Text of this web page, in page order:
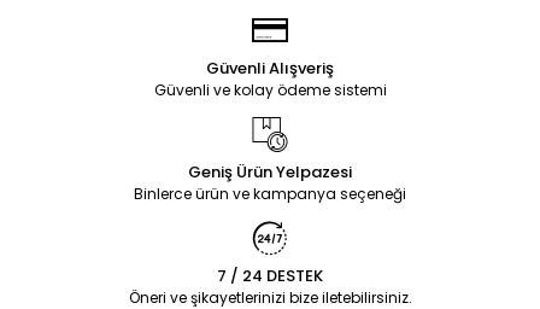
Güvenli Alışveriş
Güvenli ve kolay ödeme sistemi
Geniş Ürün Yelpazesi
Binlerce ürün ve kampanya seçeneği
7 / 24 DESTEK
Öneri ve şikayetlerinizi bize iletebilirsiniz.